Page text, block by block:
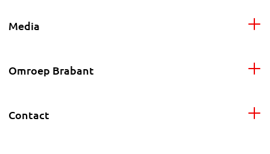
Media
Omroep Brabant
Contact